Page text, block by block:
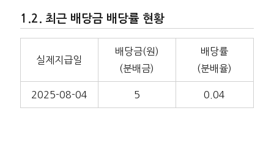
최근 배당금 배당률 현황
실제지급일
배당금(원)
(분배금)
배당률
(분배율)
2025-08-04 5 0.04